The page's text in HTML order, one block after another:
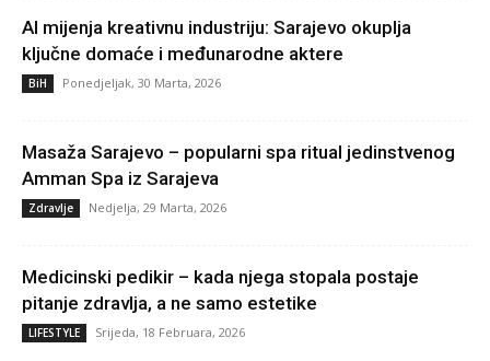
AI mijenja kreativnu industriju: Sarajevo okuplja
ključne domaće i međunarodne aktere
BiH Ponedjeljak, 30 Marta, 2026
Masaža Sarajevo – popularni spa ritual jedinstvenog
Amman Spa iz Sarajeva
Zdravlje Nedjelja, 29 Marta, 2026
Medicinski pedikir – kada njega stopala postaje
pitanje zdravlja, a ne samo estetike
LIFESTYLE Srijeda, 18 Februara, 2026